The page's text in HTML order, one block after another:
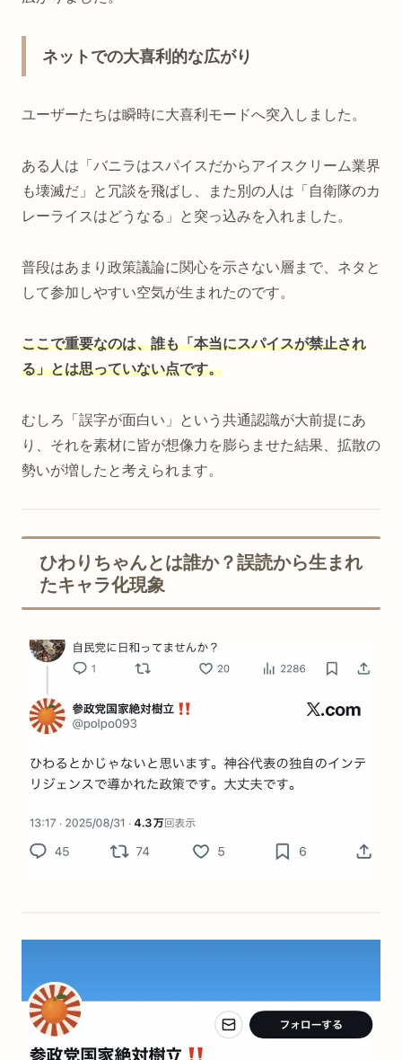
ネットでの大喜利的な広がり
ユーザーたちは瞬時に大喜利モードへ突入しました。
ある人は「バニラはスパイスだからアイスクリーム業界
も壊滅だ」と冗談を飛ばし、また別の人は「自衛隊のカ
レーライスはどうなる」と突っ込みを入れました。
普段はあまり政策議論に関心を示さない層まで、ネタと
して参加しやすい空気が生まれたのです。
ここで重要なのは、誰も「本当にスパイスが禁止され
る」とは思っていない点です。
むしろ「誤字が面白い」という共通認識が大前提にあ
り、それを素材に皆が想像力を膨らませた結果、拡散の
勢いが増したと考えられます。
ひわりちゃんとは誰か？誤読から生まれ
たキャラ化現象